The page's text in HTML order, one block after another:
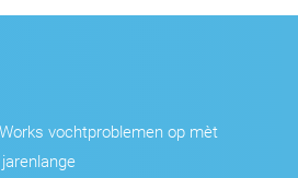
vochtproblemen op mèt